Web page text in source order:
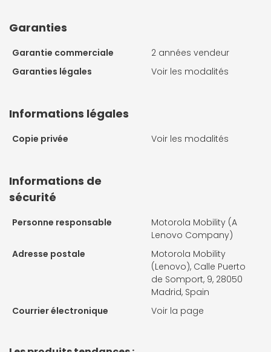
Garanties
Garantie commerciale
2 années vendeur
Garanties légales
Voir les modalités
Informations légales
Copie privée Voir les modalités
Informations de
sécurité
Personne responsable
Motorola Mobility (A
Lenovo Company)
Adresse postale
Motorola Mobility
(Lenovo), Calle Puerto
de Somport, 9, 28050
Madrid, Spain
Courrier électronique
Voir la page